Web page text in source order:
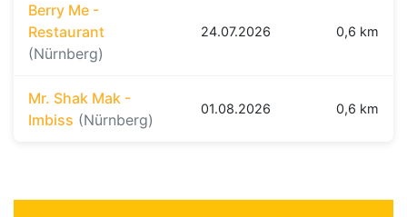
Berry Me -
Restaurant
(Nürnberg)
24.07.2026 0,6 km
Mr. Shak Mak -
Imbiss (Nürnberg)
01.08.2026 0,6 km